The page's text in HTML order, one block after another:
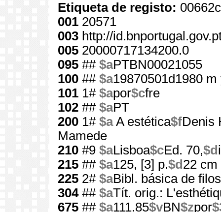
Etiqueta de registo:
001 20571
003 http://
005 20000717134200.0
095 ## $aPTBN00021055
100 ## $a19870501d1980
101 1# $apor$cfre
102 ## $aPT
200 1# $aA estética$fDenis
Mamede
210 #9 $aLisboa$cEd. 70,$d
215 ## $a125, [3] p.$d 22 cm
225 2# $aBibl. básica de
304## $aTít. orig.:
675 ## $a111.85$vBN$zpor